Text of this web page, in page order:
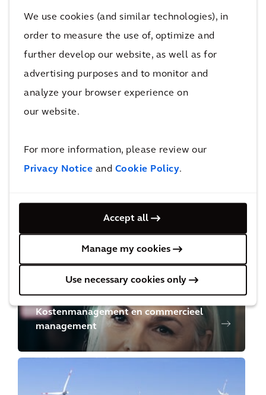
We use cookies (and similar technologies), in
order to measure the use of, optimize and
further develop our website, as well as for
advertising purposes and to monitor and
analyze your browser experience on
our website.
For more information, please review our
Privacy Notice and Cookie Policy.
Accept all
Manage my cookies
Use necessary cookies only
Assetmanagement
Kostenmanagement en commercieel
management